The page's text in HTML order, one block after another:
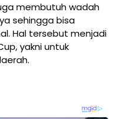
membutuh wadah
sehingga bisa
Hal tersebut menjadi
yakni untuk